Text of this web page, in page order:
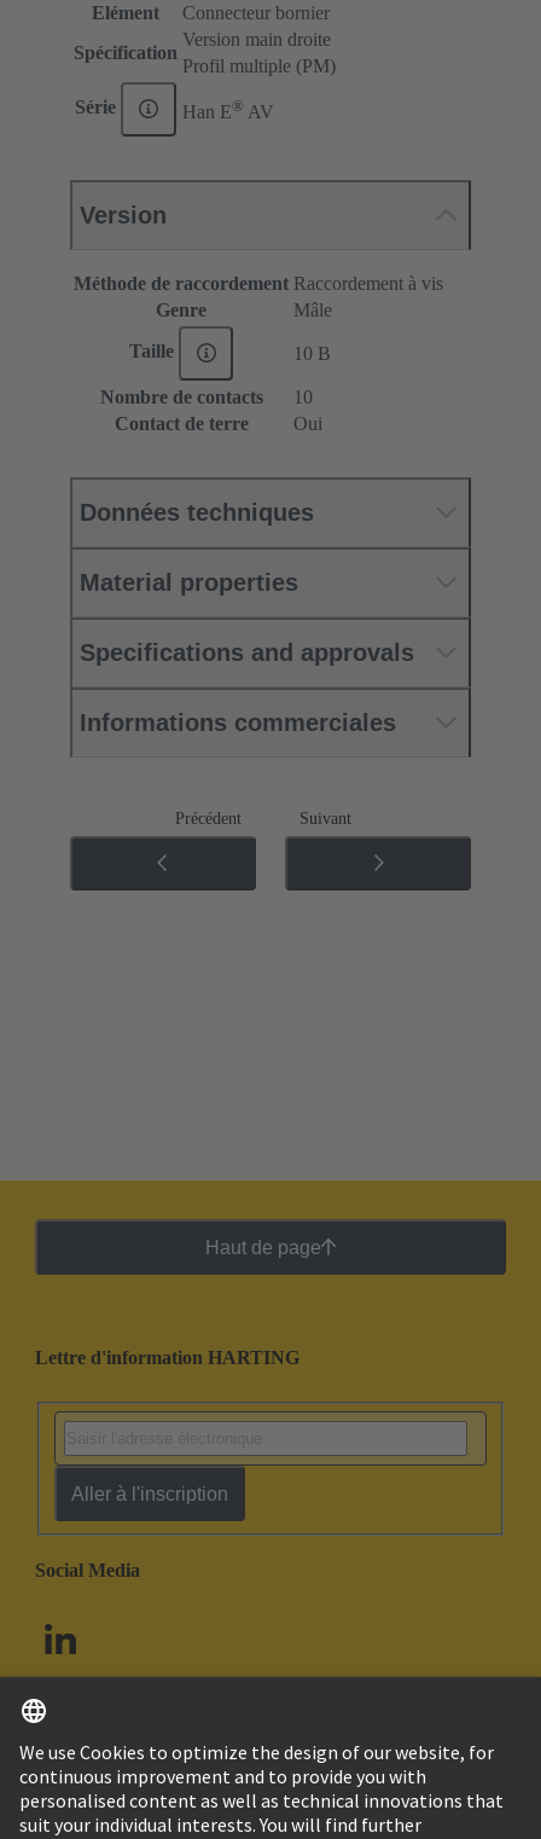
Elément
Connecteur bornier
Spécification
Version main droite
Profil multiple (PM)
Série Han E® AV
Version
Méthode de raccordement Raccordement à vis
Genre
Mâle
Taille 10 B
Nombre de contacts
10
Contact de terre
Oui
Données techniques
Material properties
Specifications and approvals
Informations commerciales
Précédent Suivant
Haut de page
Lettre d'information HARTING
Aller à l'inscription
Social Media
Canada Français